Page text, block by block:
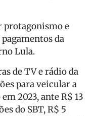
protagonismo e
da
Lula.
de TV e rádio da
para veicular a
2023, ante R$ 13
do SBT, R$ 5